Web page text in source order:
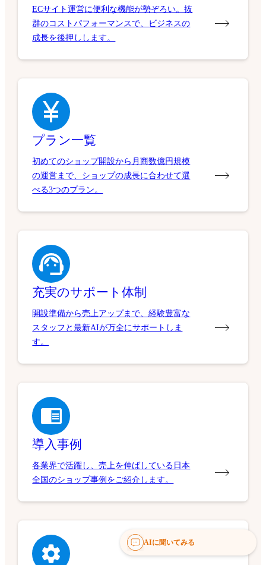
カラーミーショップの特長
ECサイト運営に便利な機能が勢ぞろい。抜
群のコストパフォーマンスで、ビジネスの
成長を後押しします。
プラン一覧
初めてのショップ開設から月商数億円規模
の運営まで、ショップの成長に合わせて選
べる3つのプラン。
充実のサポート体制
開設準備から売上アップまで、経験豊富な
スタッフと最新AIが万全にサポートしま
す。
導入事例
各業界で活躍し、売上を伸ばしている日本
全国のショップ事例をご紹介します。
AIに聞いてみる